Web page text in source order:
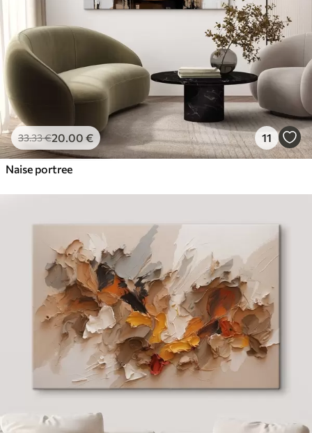
33.33€20.00 € 11
Naise portree